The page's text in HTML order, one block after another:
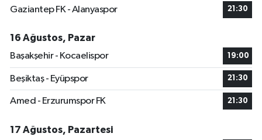
Gaziantep FK - Alanyaspor 21:30
16 Ağustos, Pazar
Başakşehir - Kocaelispor
19:00
Beşiktaş - Eyüpspor 21:30
Amed - Erzurumspor FK 21:30
17 Ağustos, Pazartesi